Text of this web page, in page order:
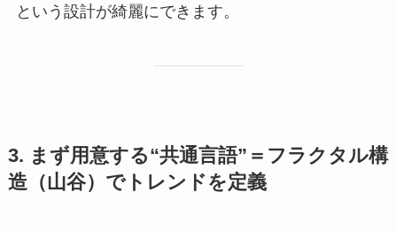
という設計が綺麗にできます。
3. まず用意する“共通言語”＝フラクタル構
造（山谷）でトレンドを定義